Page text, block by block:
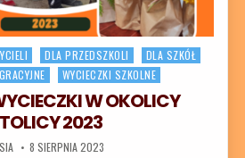
DLA PRZEDSZKOLI
DLA SZKÓŁ
WYCIECZKI SZKOLNE
W OKOLICY
2023
DATA PUBLIKACJI:
8 SIERPNIA 2023